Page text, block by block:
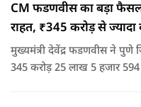
CM फडणवीस का बड़ा
राहत, ₹345 करोड़ से
मुख्यमंत्री देवेंद्र फडणवीस ने
345 करोड़ 25 लाख 5 हजार